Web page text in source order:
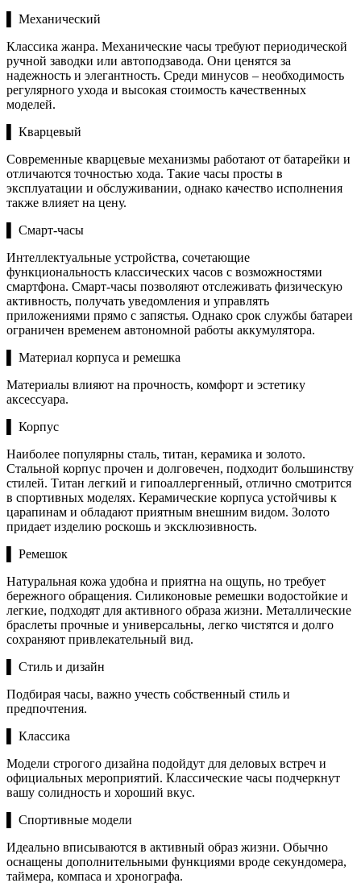
▌ Механический
Классика жанра. Механические часы требуют периодической
ручной заводки или автоподзавода. Они ценятся за
надежность и элегантность. Среди минусов – необходимость
регулярного ухода и высокая стоимость качественных
моделей.
▌ Кварцевый
Современные кварцевые механизмы работают от батарейки и
отличаются точностью хода. Такие часы просты в
эксплуатации и обслуживании, однако качество исполнения
также влияет на цену.
▌ Смарт-часы
Интеллектуальные устройства, сочетающие
функциональность классических часов с возможностями
смартфона. Смарт-часы позволяют отслеживать физическую
активность, получать уведомления и управлять
приложениями прямо с запястья. Однако срок службы батареи
ограничен временем автономной работы аккумулятора.
▌ Материал корпуса и ремешка
Материалы влияют на прочность, комфорт и эстетику
аксессуара.
▌ Корпус
Наиболее популярны сталь, титан, керамика и золото.
Стальной корпус прочен и долговечен, подходит большинству
стилей. Титан легкий и гипоаллергенный, отлично смотрится
в спортивных моделях. Керамические корпуса устойчивы к
царапинам и обладают приятным внешним видом. Золото
придает изделию роскошь и эксклюзивность.
▌ Ремешок
Натуральная кожа удобна и приятна на ощупь, но требует
бережного обращения. Силиконовые ремешки водостойкие и
легкие, подходят для активного образа жизни. Металлические
браслеты прочные и универсальны, легко чистятся и долго
сохраняют привлекательный вид.
▌ Стиль и дизайн
Подбирая часы, важно учесть собственный стиль и
предпочтения.
▌ Классика
Модели строгого дизайна подойдут для деловых встреч и
официальных мероприятий. Классические часы подчеркнут
вашу солидность и хороший вкус.
▌ Спортивные модели
Идеально вписываются в активный образ жизни. Обычно
оснащены дополнительными функциями вроде секундомера,
таймера, компаса и хронографа.